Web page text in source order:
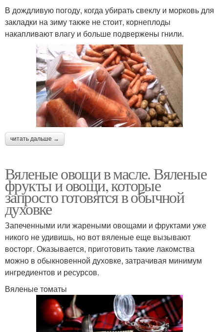
В дождливую погоду, когда убирать свеклу и морковь для
закладки на зиму также не стоит, корнеплоды
накапливают влагу и больше подвержены гнили.
читать дальше →
Вяленые овощи в масле. Вяленые
фрукты и овощи, которые
запросто готовятся в обычной
духовке
Запеченными или жареными овощами и фруктами уже
никого не удивишь, но вот вяленые еще вызывают
восторг. Оказывается, приготовить такие лакомства
можно в обыкновенной духовке, затрачивая минимум
ингредиентов и ресурсов.
Вяленые томаты